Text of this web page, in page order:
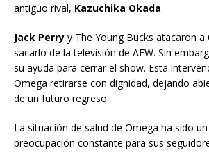
antiguo rival, Kazuchika Okada.
Jack Perry y The Young Bucks atacaron a
sacarlo de la televisión de AEW. Sin
su ayuda para cerrar el show. Esta
Omega retirarse con dignidad, dejando
de un futuro regreso.
La situación de salud de Omega ha sido
preocupación constante para sus